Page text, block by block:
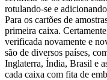
rotulando-se e
Para os cartões de
primeira caixa.
verificada novamente e
são de diversos países,
Inglaterra, Índia, Brasil e
cada caixa com fita de